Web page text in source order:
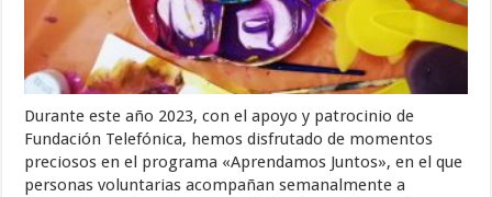
Durante este año 2023, con el apoyo y patrocinio de
Fundación Telefónica, hemos disfrutado de momentos
preciosos en el programa «Aprendamos Juntos», en el que
personas voluntarias acompañan semanalmente a